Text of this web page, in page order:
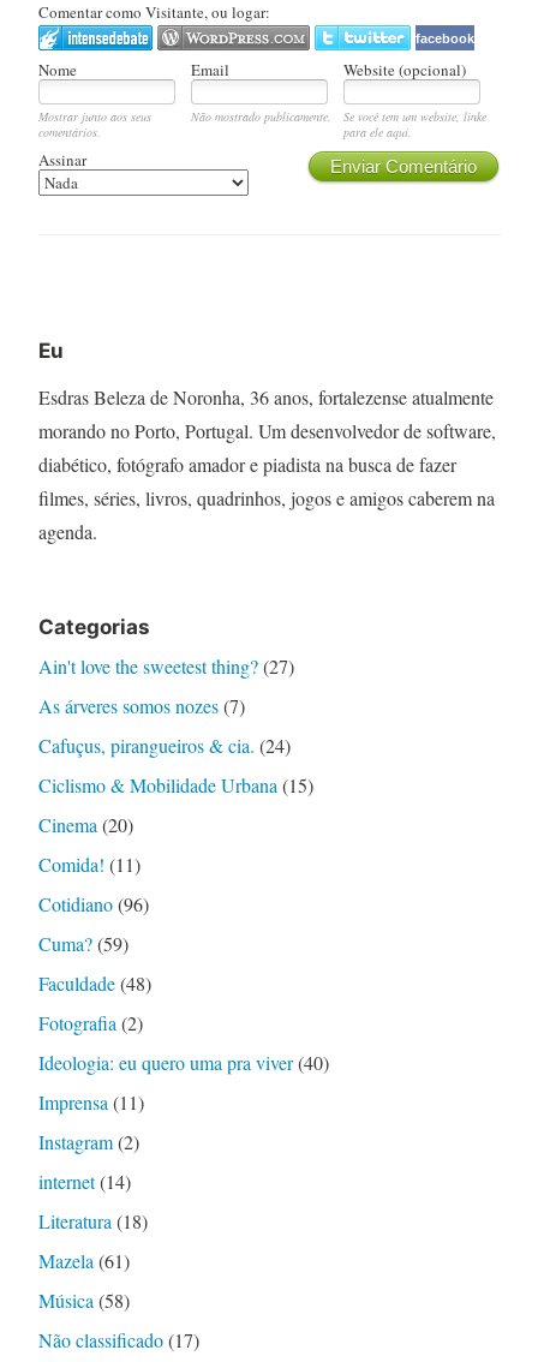
Comentar como Visitante, ou logar:
facebook
Nome Email Website (opcional)
Mostrar junto aos seus
comentários.
Não mostrado publicamente.
Se você tem um website, linke
para ele aqui.
Enviar Comentário
Assinar
Eu
Esdras Beleza de Noronha, 36 anos, fortalezense atualmente
morando no Porto, Portugal. Um desenvolvedor de software,
diabético, fotógrafo amador e piadista na busca de fazer
filmes, séries, livros, quadrinhos, jogos e amigos caberem na
agenda.
Categorias
Ain't love the sweetest thing?(27)
As árveres somos nozes(7)
Cafuçus, pirangueiros & cia. (24)
Ciclismo & Mobilidade Urbana(15)
Cinema(20)
Comida! (11)
Cotidiano(96)
Cuma?(59)
Faculdade(48)
Fotografia(2)
Ideologia: eu quero uma pra viver(40)
Imprensa(11)
Instagram(2)
internet(14)
Literatura(18)
Mazela(61)
Música(58)
Não classificado(17)